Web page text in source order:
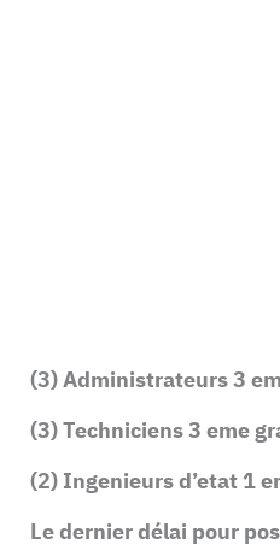
(3) Administrateurs 3
(3) Techniciens 3 eme
(2) Ingenieurs d’etat 1
Le dernier délai pour